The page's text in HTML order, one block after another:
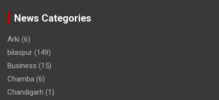
News Categories
Arki (6)
bilaspur (149)
Business (15)
Chamba (6)
Chandigarh (1)